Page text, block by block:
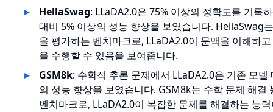
HellaSwag: LLaDA2.0은 75% 이상의 정확도를 기록
대비 5% 이상의 성능 향상을 보였습니다. HellaSwag
을 평가하는 벤치마크로, LLaDA2.0이 문맥을 이해하
을 수행할 수 있음을 보여줍니다.
GSM8k: 수학적 추론 문제에서 LLaDA2.0은 기존 모델
의 성능 향상을 보였습니다. GSM8k는 수학 문제 해결
벤치마크로, LLaDA2.0이 복잡한 문제를 해결하는 능